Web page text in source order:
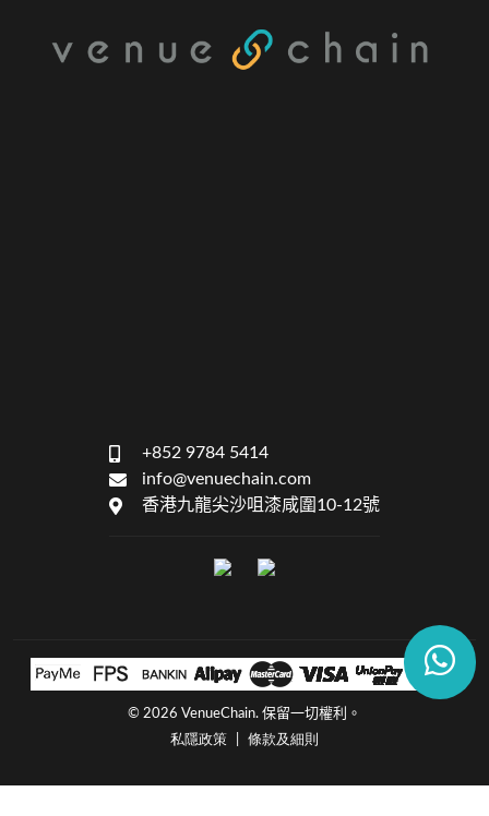
+852 9784 5414
info@venuechain.com
香港九龍尖沙咀漆咸圍10-12號
© 2026 VenueChain. 保留一切權利。
私隱政策 條款及細則